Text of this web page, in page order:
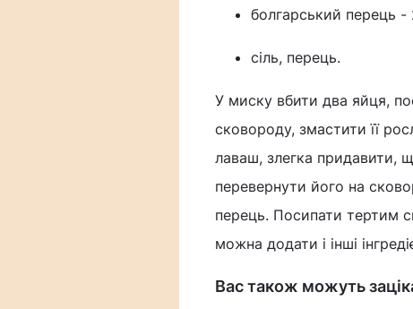
болгарський перець -
сіль, перець.
У миску вбити два яйця,
сковороду, змастити її
лаваш, злегка придавити,
перевернути його на
перець. Посипати тертим
можна додати і інші
Вас також можуть